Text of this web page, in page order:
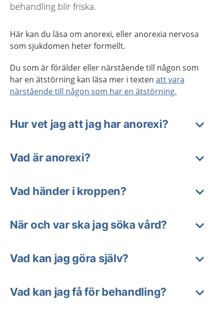
behandling blir friska.
Här kan du läsa om anorexi, eller anorexia nervosa
som sjukdomen heter formellt.
Du som är förälder eller närstående till någon som
har en ätstörning kan läsa mer i texten att vara
närstående till någon som har en ätstörning.
Hur vet jag att jag har anorexi?
Vad är anorexi?
Vad händer i kroppen?
När och var ska jag söka vård?
Vad kan jag göra själv?
Vad kan jag få för behandling?